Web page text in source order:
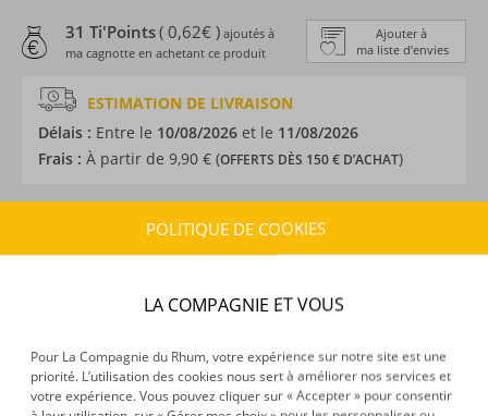
Ajouter à
ma liste d’envies
31 Ti'Points( 0,62€ ) ajoutés à
ma cagnotte en achetant ce produit
ESTIMATION DE LIVRAISON
Délais : Entre le 10/08/2026 et le 11/08/2026
Frais : À partir de 9,90 € (OFFERTS DÈS 150 € D’ACHAT)
CARACTÉRISTIQUES DU PRODUIT
Colonne
Volume :70CL
Degré :40°
POLITIQUE DE COOKIES
LA COMPAGNIE ET VOUS
Pour La Compagnie du Rhum, votre expérience sur notre site est une
priorité. L’utilisation des cookies nous sert à améliorer nos services et
votre expérience. Vous pouvez cliquer sur « Accepter » pour consentir